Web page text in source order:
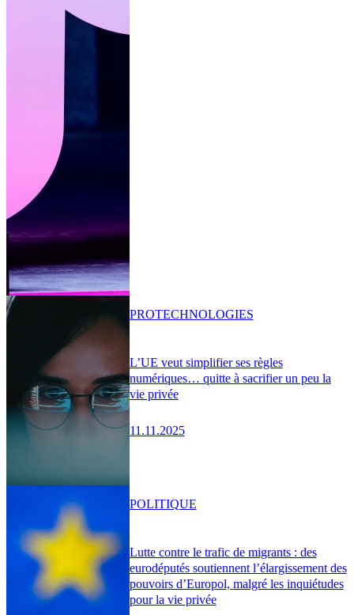
L’UE veut simplifier ses règles
numériques… quitte à sacrifier un peu la
vie privée
11.11.2025
PROTECHNOLOGIES
Lutte contre le trafic de migrants : des
eurodéputés soutiennent l’élargissement des
pouvoirs d’Europol, malgré les inquiétudes
pour la vie privée
POLITIQUE